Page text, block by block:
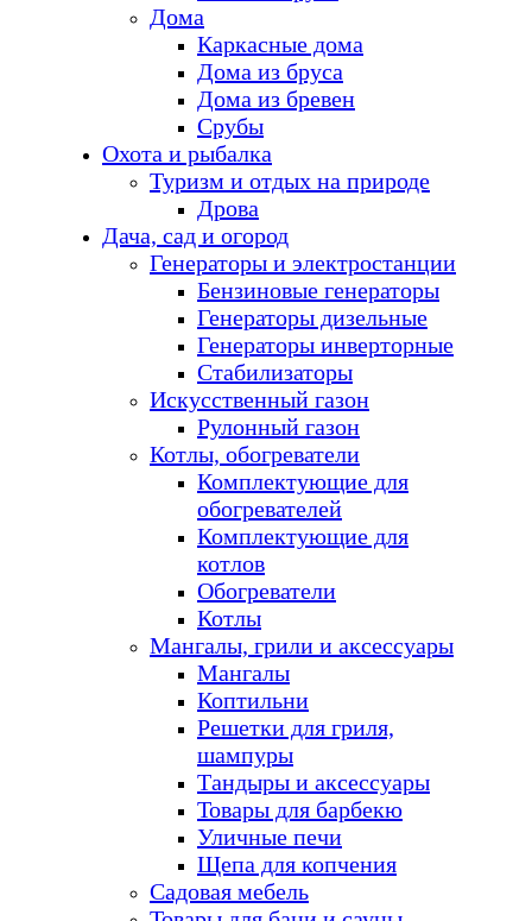
Дома
Каркасные дома
Дома из бруса
Дома из бревен
Срубы
Охота и рыбалка
Туризм и отдых на природе
Дрова
Дача, сад и огород
Генераторы и электростанции
Бензиновые генераторы
Генераторы дизельные
Генераторы инверторные
Стабилизаторы
Искусственный газон
Рулонный газон
Котлы, обогреватели
Комплектующие для
обогревателей
Комплектующие для
котлов
Обогреватели
Котлы
Мангалы, грили и аксессуары
Мангалы
Коптильни
Решетки для гриля,
шампуры
Тандыры и аксессуары
Товары для барбекю
Уличные печи
Щепа для копчения
Садовая мебель